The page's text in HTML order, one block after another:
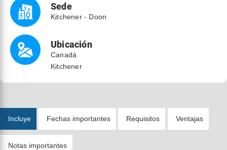
Sede
Kitchener - Doon
Ubicación
Canadá
Kitchener
Incluye Fechas importantes Requisitos Ventajas
Notas importantes